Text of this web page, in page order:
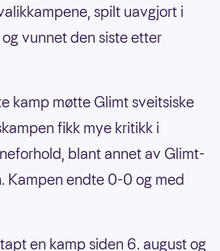
spilt uavgjort i
vunnet den siste etter
kamp møtte Glimt sveitsiske
fikk mye kritikk i
blant annet av Glimt-
Kampen endte 0-0 og med
en kamp siden 6. august og